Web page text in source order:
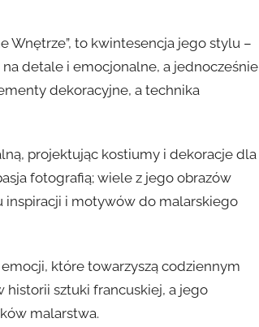
Wnętrze”, to kwintesencja jego stylu –
detale i emocjonalne, a jednocześnie
dekoracyjne, a technika
projektując kostiumy i dekoracje dla
fotografią; wiele z jego obrazów
inspiracji i motywów do malarskiego
które towarzyszą codziennym
historii sztuki francuskiej, a jego
malarstwa.